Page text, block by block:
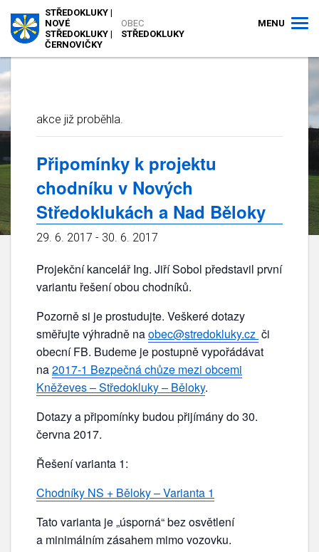
OBEC
STŘEDOKLUKY
STŘEDOKLUKY |
NOVÉ
STŘEDOKLUKY |
ČERNOVIČKY
MENU
akce již proběhla.
Připomínky k projektu
chodníku v Nových
Středoklukách a Nad Běloky
29. 6. 2017 - 30. 6. 2017
Projekční kancelář Ing. Jiří Sobol představil první
variantu řešení obou chodníků.
Pozorně si je prostudujte. Veškeré dotazy
směřujte výhradně naobec@stredokluky.cz či
obecní FB. Budeme je postupně vypořádávat
na2017-1 Bezpečná chůze mezi obcemi
Kněževes – Středokluky – Běloky.
Dotazy a připomínky budou přijímány do 30.
června 2017.
Řešení varianta 1:
Chodníky NS + Běloky – Varianta 1
Tato varianta je „úsporná“ bez osvětlení
a minimálním zásahem mimo vozovku.